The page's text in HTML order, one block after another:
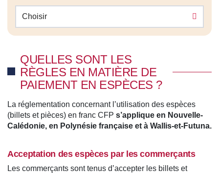
Choisir
QUELLES SONT LES
RÈGLES EN MATIÈRE DE
PAIEMENT EN ESPÈCES ?
La réglementation concernant l’utilisation des espèces
(billets et pièces) en franc CFP s’applique en Nouvelle-
Calédonie, en Polynésie française et à Wallis-et-Futuna.
Acceptation des espèces par les commerçants
Les commerçants sont tenus d’accepter les billets et